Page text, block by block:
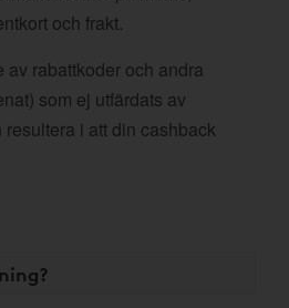
och frakt.
av rabattkoder och andra
som ej utfärdats av
i att din cashback